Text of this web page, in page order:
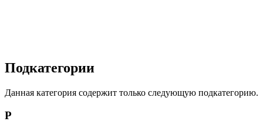
Подкатегории
Данная категория содержит только следующую подкатегорию.
Р